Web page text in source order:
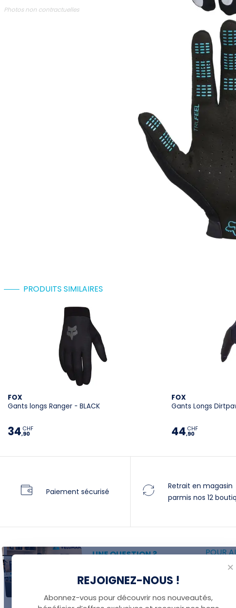
Photos non contractuelles
PRODUITS SIMILAIRES
FOX
Gants longs Ranger - BLACK
34,90
CHF
FOX
Gants Longs
44,90
CHF
Paiement sécurisé
Retrait en magasin
parmis nos 12
UNE QUESTION ?
Thomas est là pour vous !
POUR
✕
REJOIGNEZ-NOUS !
Abonnez-vous pour découvrir nos nouveautés,